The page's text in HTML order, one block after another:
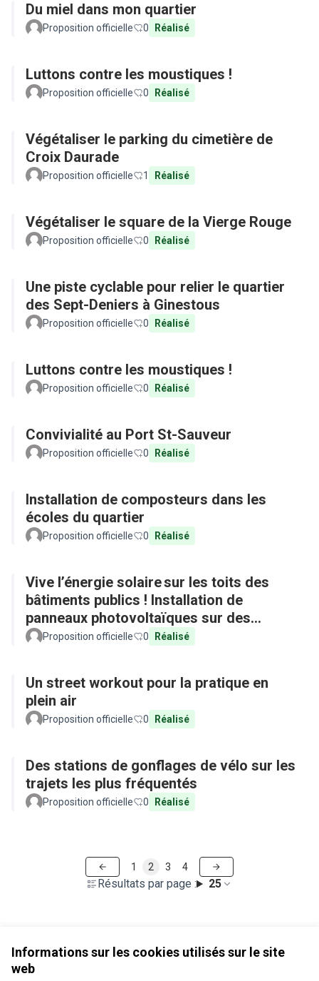
Informations sur les cookies utilisés sur le site
web
Du miel dans mon quartier
Proposition officielle 0 Réalisé
Luttons contre les moustiques !
Proposition officielle 0 Réalisé
Végétaliser le parking du cimetière de
Croix Daurade
Proposition officielle 1 Réalisé
Végétaliser le square de la Vierge Rouge
Proposition officielle 0 Réalisé
Une piste cyclable pour relier le quartier
des Sept-Deniers à Ginestous
Proposition officielle 0 Réalisé
Luttons contre les moustiques !
Proposition officielle 0 Réalisé
Convivialité au Port St-Sauveur
Proposition officielle 0 Réalisé
Installation de composteurs dans les
écoles du quartier
Proposition officielle 0 Réalisé
Vive l’énergie solaire sur les toits des
bâtiments publics ! Installation de
panneaux photovoltaïques sur des
équipements publics
Proposition officielle 0 Réalisé
Un street workout pour la pratique en
plein air
Proposition officielle 0 Réalisé
Des stations de gonflages de vélo sur les
trajets les plus fréquentés
Proposition officielle 0 Réalisé
Résultats par page : 25
1 2 3 4